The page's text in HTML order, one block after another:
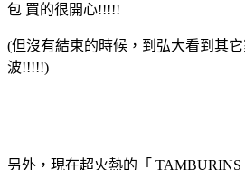
包 買的很開心!!!!!
(但沒有結束的時候，到弘大看到其
波!!!!!)
另外，現在超火熱的「